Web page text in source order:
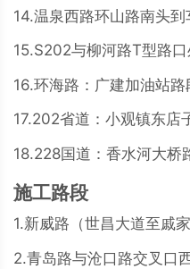
14.温泉西路环山路南头到
15.S202与柳河路T型路口
16.环海路：广建加油站路
17.202省道：小观镇东店
18.228国道：香水河大桥
施工路段
1.新威路（世昌大道至戚
2.青岛路与沧口路交叉口